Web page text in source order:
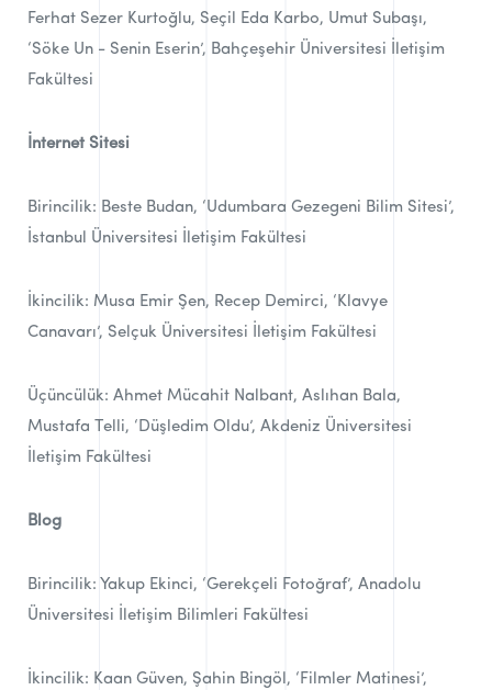
Ferhat Sezer Kurtoğlu, Seçil Eda Karbo, Umut Subaşı,
‘Söke Un - Senin Eserin’, Bahçeşehir Üniversitesi İletişim
Fakültesi
İnternet Sitesi
Birincilik: Beste Budan, ‘Udumbara Gezegeni Bilim Sitesi’,
İstanbul Üniversitesi İletişim Fakültesi
İkincilik: Musa Emir Şen, Recep Demirci, ‘Klavye
Canavarı’, Selçuk Üniversitesi İletişim Fakültesi
Üçüncülük: Ahmet Mücahit Nalbant, Aslıhan Bala,
Mustafa Telli, ‘Düşledim Oldu’, Akdeniz Üniversitesi
İletişim Fakültesi
Blog
Birincilik: Yakup Ekinci, ‘Gerekçeli Fotoğraf’, Anadolu
Üniversitesi İletişim Bilimleri Fakültesi
İkincilik: Kaan Güven, Şahin Bingöl, ‘Filmler Matinesi’,